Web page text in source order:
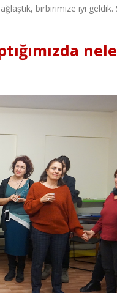
birbirimize iyi geldik.